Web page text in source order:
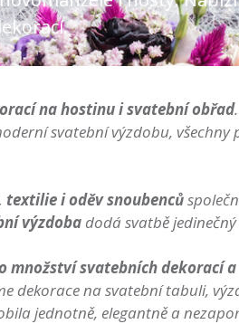
na hostinu i svatební obřad
svatební výzdobu, všechny
i oděv snoubenců
výzdoba dodá svatbě
množství svatebních dekorací
dekorace na svatební tabuli,
jednotně, elegantně a